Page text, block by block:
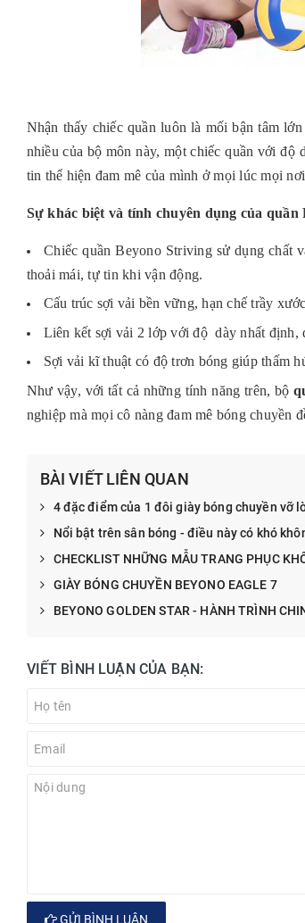
Nhận thấy chiếc quần luôn là mối bận tâm
nhiều của bộ môn này, một chiếc quần với độ
tin thể hiện đam mê của mình ở mọi lúc mọi
Sự khác biệt và tính chuyên dụng của quần
Chiếc quần Beyono Striving sử dụng chất
thoải mái, tự tin khi vận động.
Cấu trúc sợi vải bền vững, hạn chế trầy
Liên kết sợi vải 2 lớp với độ dày nhất
Sợi vải kĩ thuật có độ trơn bóng giúp thấm
Như vậy, với tất cả những tính năng trên, bộ
nghiệp mà mọi cô nàng đam mê bóng chuyền
BÀI VIẾT LIÊN QUAN
4 đặc điểm của 1 đôi giày bóng chuyền vỡ
Nổi bật trên sân bóng - điều này có khó
CHECKLIST NHỮNG MẪU TRANG PHỤC
GIÀY BÓNG CHUYỀN BEYONO EAGLE 7
BEYONO GOLDEN STAR - HÀNH TRÌNH
VIẾT BÌNH LUẬN CỦA BẠN:
GỬI BÌNH LUẬN